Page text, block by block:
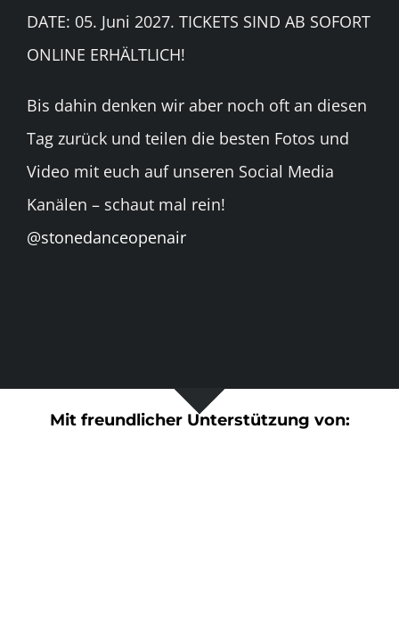
DATE: 05. Juni 2027. TICKETS SIND AB SOFORT
ONLINE ERHÄLTLICH!
Bis dahin denken wir aber noch oft an diesen
Tag zurück und teilen die besten Fotos und
Video mit euch auf unseren Social Media
Kanälen – schaut mal rein!
@stonedanceopenair
Mit freundlicher Unterstützung von: